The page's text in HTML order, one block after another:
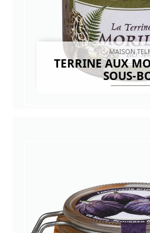
MAISON
TERRINE AUX
SOUS-